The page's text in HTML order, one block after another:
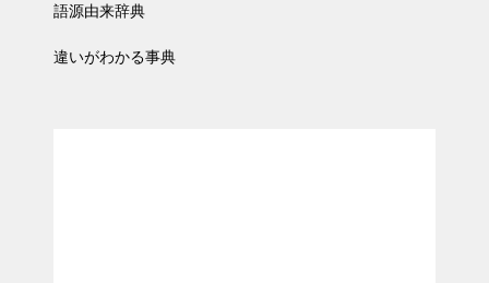
語源由来辞典
違いがわかる事典